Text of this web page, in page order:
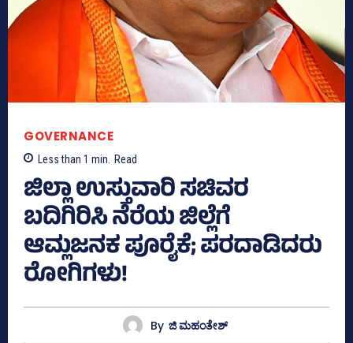
GOVERNANCE
Less than 1 min. Read
ಜಿಲ್ಲಾ ಉಸ್ತುವಾರಿ ಸಚಿವರ
ಬದಿಗಿರಿಸಿ ನೆರೆಯ ಜಿಲ್ಲೆಗೆ
ಆಮ್ಲಜನಕ ಪೂರೈಕೆ; ಪರದಾಡಿದರು
ರೋಗಿಗಳು!
By ಜಿ ಮಹಂತೇಶ್